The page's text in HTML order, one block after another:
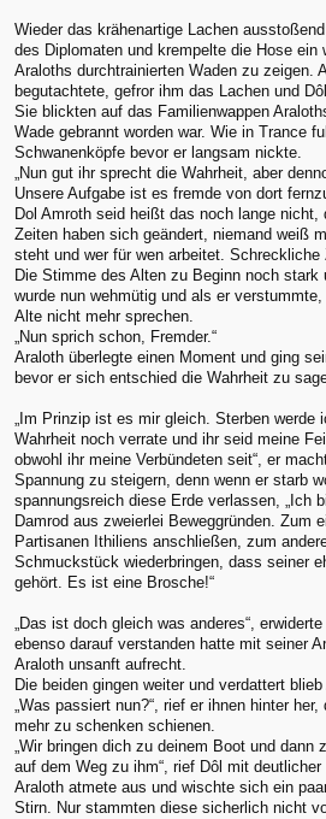
Wieder das krähenartige Lachen
des Diplomaten und krempelte die Hose ein
Araloths durchtrainierten Waden zu zeigen.
begutachtete, gefror ihm das Lachen und
Sie blickten auf das Familienwappen
Wade gebrannt worden war. Wie in Trance
Schwanenköpfe bevor er langsam nickte.
„Nun gut ihr sprecht die Wahrheit, aber
Unsere Aufgabe ist es fremde von dort
Dol Amroth seid heißt das noch lange
Zeiten haben sich geändert, niemand weiß
steht und wer für wen arbeitet. Schreckliche
Die Stimme des Alten zu Beginn noch stark
wurde nun wehmütig und als er
Alte nicht mehr sprechen.
„Nun sprich schon, Fremder.“
Araloth überlegte einen Moment und ging
bevor er sich entschied die Wahrheit zu
„Im Prinzip ist es mir gleich. Sterben werde
Wahrheit noch verrate und ihr seid meine
obwohl ihr meine Verbündeten seit“, er
Spannung zu steigern, denn wenn er starb
spannungsreich diese Erde verlassen, „Ich
Damrod aus zweierlei Beweggründen. Zum
Partisanen Ithiliens anschließen, zum
Schmuckstück wiederbringen, dass seiner
gehört. Es ist eine Brosche!“
„Das ist doch gleich was anderes“,
ebenso darauf verstanden hatte mit seiner
Araloth unsanft aufrecht.
Die beiden gingen weiter und verdattert
„Was passiert nun?“, rief er ihnen hinter
mehr zu schenken schienen.
„Wir bringen dich zu deinem Boot und dann
auf dem Weg zu ihm“, rief Dôl mit
Araloth atmete aus und wischte sich ein
Stirn. Nur stammten diese sicherlich nicht